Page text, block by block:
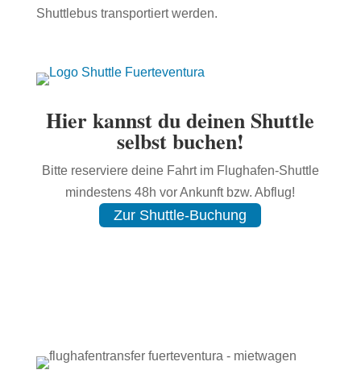
Shuttlebus transportiert werden.
Hier kannst du deinen Shuttle
selbst buchen!
Bitte reserviere deine Fahrt im Flughafen-Shuttle
mindestens 48h vor Ankunft bzw. Abflug!
Zur Shuttle-Buchung